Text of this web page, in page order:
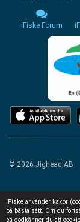
iFiske använder kakor
på bästa sätt. Om du
så godkänner du att
iFiske Forum
© 2026 Jighead AB